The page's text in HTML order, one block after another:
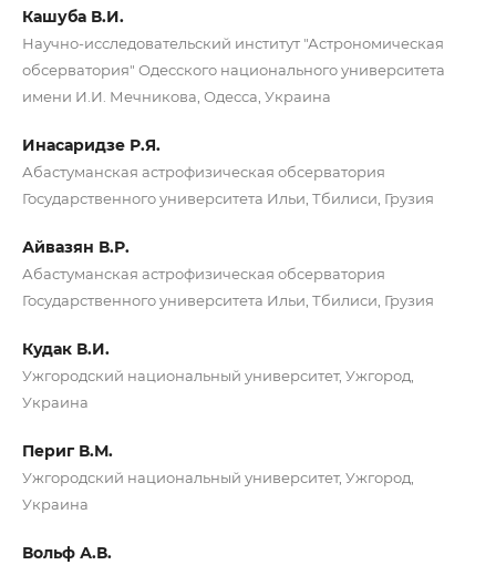
Кашуба В.И.
Научно-исследовательский институт "Астрономическая
обсерватория" Одесского национального университета
имени И.И. Мечникова, Одесса, Украина
Инасаридзе Р.Я.
Абастуманская астрофизическая обсерватория
Государственного университета Ильи, Тбилиси, Грузия
Айвазян В.Р.
Абастуманская астрофизическая обсерватория
Государственного университета Ильи, Тбилиси, Грузия
Кудак В.И.
Ужгородский национальный университет, Ужгород,
Украина
Периг В.М.
Ужгородский национальный университет, Ужгород,
Украина
Вольф А.В.